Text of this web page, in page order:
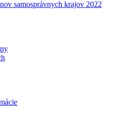
samosprávnych krajov 2022